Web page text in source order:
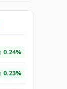
0.24%
0.23%